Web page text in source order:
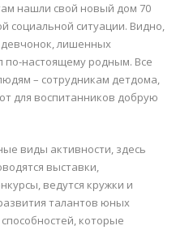
нашли свой новый дом 70
социальной ситуации. Видно,
лишенных
по-настоящему родным. Все
– сотрудникам детдома,
для воспитанников добрую
виды активности, здесь
выставки,
ведутся кружки и
талантов юных
которые